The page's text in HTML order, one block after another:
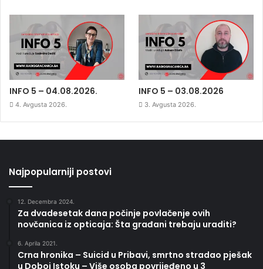
INFO 5 – 04.08.2026.
4. Avgusta 2026.
INFO 5 – 03.08.2026
3. Avgusta 2026.
Najpopularniji postovi
12. Decembra 2024.
Za dvadesetak dana počinje povlačenje ovih
novčanica iz opticaja: Šta građani trebaju uraditi?
6. Aprila 2021.
Crna hronika – Suicid u Pribavi, smrtno stradao pješak
u Doboj Istoku – Više osoba povrijeđeno u 3